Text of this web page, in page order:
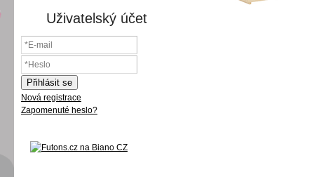
Uživatelský účet
Nová registrace
Zapomenuté heslo?